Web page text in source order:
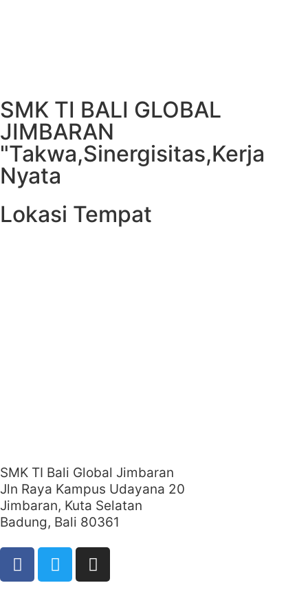
SMK TI BALI GLOBAL
JIMBARAN
"Takwa,Sinergisitas,Kerja
Nyata
Lokasi Tempat
SMK TI Bali Global Jimbaran
Jln Raya Kampus Udayana 20
Jimbaran, Kuta Selatan
Badung, Bali 80361